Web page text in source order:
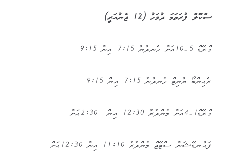
ސްކޫލް ފުރަތަމަ ދުވަހު (12 ޖެނުއަރީ)
ގްރޭޑް 5-10އަށް ހެނދުނު 7:15 އިން 9:15
ރެއިންބޯ ޔުނިޓް ހެނދުނު 7:15 އިން 9:15
ގްރޭޑް1-4އަށް މެންދުރު 12:30 އިން 2:30އަށް
ފައުނޑޭޝަން ސްޓޭޖް މެންދުރު 11:10 އިން 12:30އަށް